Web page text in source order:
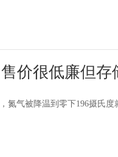
售价很低廉但存
氮气被降温到零下196摄氏